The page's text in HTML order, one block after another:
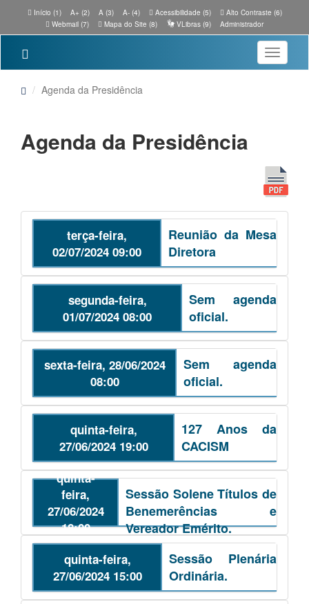
Início (1) A+ (2) A (3) A- (4) Acessibilidade (5)
Alto Contraste (6)
Webmail (7)
Mapa do Site (8) VLibras (9) Administrador
Toggle
Agenda da Presidência
Agenda da Presidência
terça-feira,
02/07/2024 09:00
Reunião da Mesa
Diretora
segunda-feira,
01/07/2024 08:00
Sem agenda
oficial.
sexta-feira, 28/06/2024
08:00
Sem agenda
oficial.
quinta-feira,
27/06/2024 19:00
127 Anos da
CACISM
quinta-
feira,
27/06/2024
18:00
Sessão Solene Títulos de
Benemerências e
Vereador Emérito.
quinta-feira,
27/06/2024 15:00
Sessão Plenária
Ordinária.